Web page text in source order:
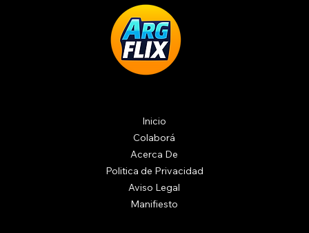
Inicio
Colaborá
Acerca De
Politica de Privacidad
Aviso Legal
Manifiesto